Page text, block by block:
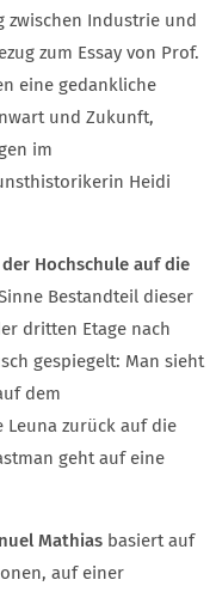
zwischen Industrie und
zum Essay von Prof.
eine gedankliche
und Zukunft,
im
Heidi
Hochschule auf die
Bestandteil dieser
dritten Etage nach
gespiegelt: Man sieht
dem
Leuna zurück auf die
geht auf eine
Mathias basiert auf
auf einer